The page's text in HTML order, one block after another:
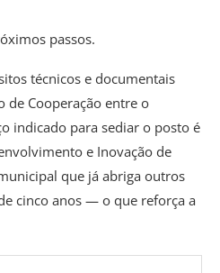
passos.
técnicos e documentais
de Cooperação entre o
indicado para sediar o posto é
e Inovação de
que já abriga outros
cinco anos — o que reforça a